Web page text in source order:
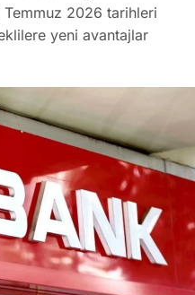
2026 tarihleri
yeni avantajlar